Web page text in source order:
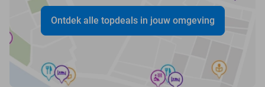
Ontdek alle topdeals in jouw omgeving